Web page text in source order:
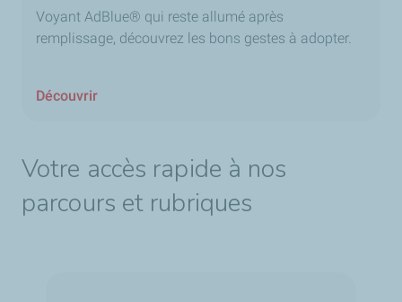
Voyant AdBlue® qui reste allumé après
remplissage, découvrez les bons gestes à adopter.
Découvrir
Votre accès rapide à nos
parcours et rubriques